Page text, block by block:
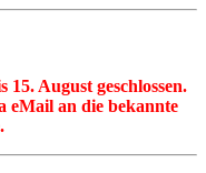
15. August geschlossen.
eMail an die bekannte